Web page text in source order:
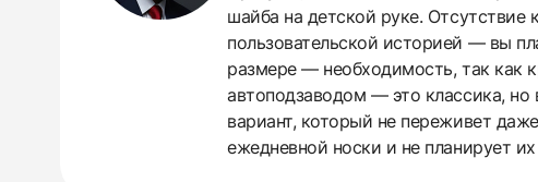
шайба на детской руке. Отсутствие
пользовательской историей — вы
размере — необходимость, так как
автоподзаводом — это классика, но
вариант, который не переживет
ежедневной носки и не планирует